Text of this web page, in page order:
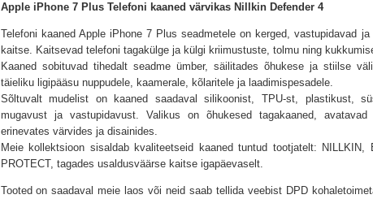
Apple iPhone 7 Plus Telefoni kaaned värvikas Nillkin Defender 4
Telefoni kaaned Apple iPhone 7 Plus seadmetele on kerged, vastupidavad
kaitse. Kaitsevad telefoni tagakülge ja külgi kriimustuste, tolmu ning
Kaaned sobituvad tihedalt seadme ümber, säilitades õhukese ja stiilse
täieliku ligipääsu nuppudele, kaamerale, kõlaritele ja laadimispesadele.
Sõltuvalt mudelist on kaaned saadaval silikoonist, TPU-st, plastikust,
mugavust ja vastupidavust. Valikus on õhukesed tagakaaned,
erinevates värvides ja disainides.
Meie kollektsioon sisaldab kvaliteetseid kaaned tuntud tootjatelt:
PROTECT, tagades usaldusväärse kaitse igapäevaselt.
Tooted on saadaval meie laos või neid saab tellida veebist DPD